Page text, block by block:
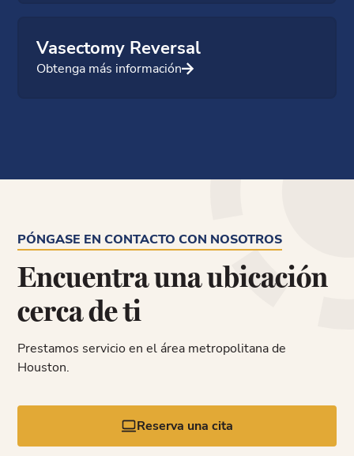
Vasectomy Reversal
Obtenga más información
PÓNGASE EN CONTACTO CON NOSOTROS
Encuentra una ubicación
cerca de ti
Prestamos servicio en el área metropolitana de
Houston.
Reserva una cita